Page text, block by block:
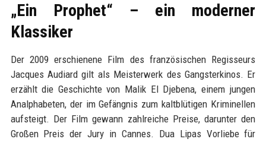
„Ein Prophet“ – ein moderner
Klassiker
Der 2009 erschienene Film des französischen Regisseurs
Jacques Audiard gilt als Meisterwerk des Gangsterkinos. Er
erzählt die Geschichte von Malik El Djebena, einem jungen
Analphabeten, der im Gefängnis zum kaltblütigen Kriminellen
aufsteigt. Der Film gewann zahlreiche Preise, darunter den
Großen Preis der Jury in Cannes. Dua Lipas Vorliebe für